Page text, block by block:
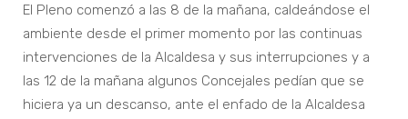
El Pleno comenzó a las 8 de la mañana, caldeándose el
ambiente desde el primer momento por las continuas
intervenciones de la Alcaldesa y sus interrupciones y a
las 12 de la mañana algunos Concejales pedían que se
hiciera ya un descanso, ante el enfado de la Alcaldesa